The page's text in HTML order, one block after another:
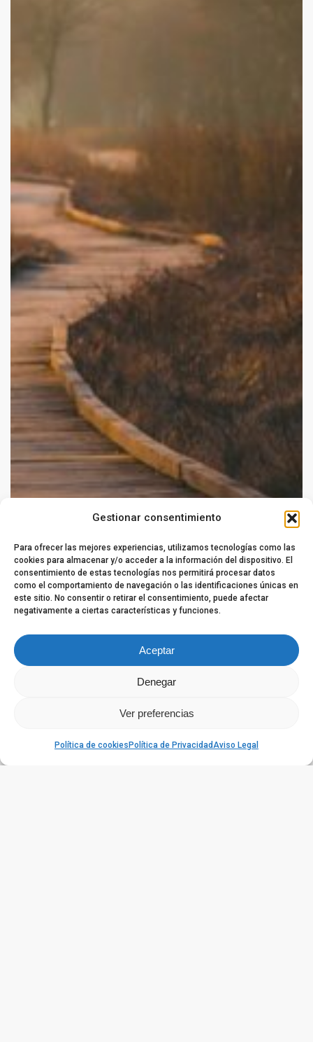
Gestionar consentimiento
Para ofrecer las mejores experiencias, utilizamos tecnologías como las
cookies para almacenar y/o acceder a la información del dispositivo. El
consentimiento de estas tecnologías nos permitirá procesar datos
como el comportamiento de navegación o las identificaciones únicas en
este sitio. No consentir o retirar el consentimiento, puede afectar
negativamente a ciertas características y funciones.
Aceptar
Denegar
Ver preferencias
Política de cookies Política de PrivacidadAviso Legal